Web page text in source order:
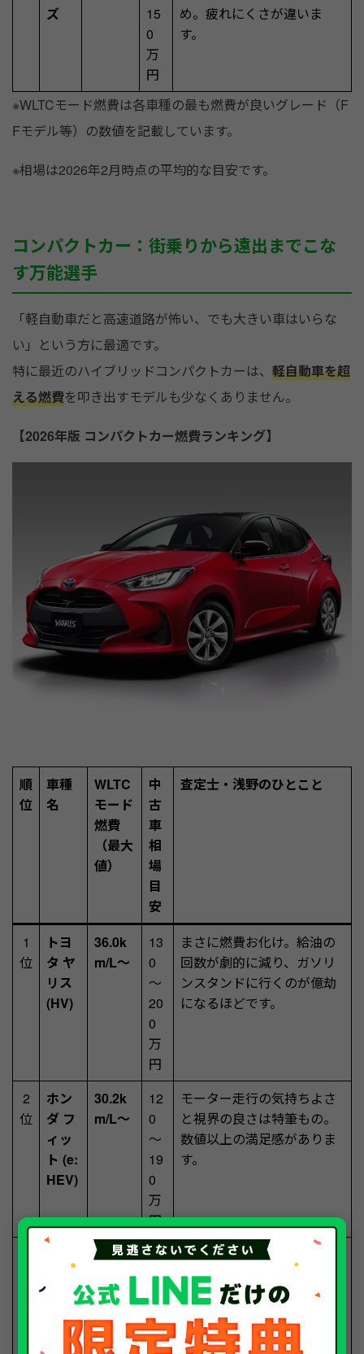
ズ
15
0
万
円
め。疲れにくさが違いま
す。
※WLTCモード燃費は各車種の最も燃費が良いグレード（F
Fモデル等）の数値を記載しています。
※相場は2026年2月時点の平均的な目安です。
コンパクトカー：街乗りから遠出までこな
す万能選手
「軽自動車だと高速道路が怖い、でも大きい車はいらな
い」という方に最適です。
特に最近のハイブリッドコンパクトカーは、 軽自動車を超
える燃費を叩き出すモデルも少なくありません。
【2026年版 コンパクトカー燃費ランキング】
順
位
車種
名
WLTC
モード
燃費
（最大
値）
中
古
車
相
場
目
安
査定士・浅野のひとこと
1
位
トヨ
タ ヤ
リス
(HV)
36.0k
m/L～
13
0
～
20
0
万
円
まさに燃費お化け。給油の
回数が劇的に減り、ガソリ
ンスタンドに行くのが億劫
になるほどです。
2
位
ホン
ダ フ
ィッ
ト (e:
HEV)
30.2k
m/L～
12
0
～
19
0
万
円
モーター走行の気持ちよさ
と視界の良さは特筆もの。
数値以上の満足感がありま
す。
ト (e-
POW
28.4k
m/L～
11
0
～
18
0
エンジンで発電して走る感
覚は電気自動車そのもの。
静かでスムーズな加速が魅
力です。